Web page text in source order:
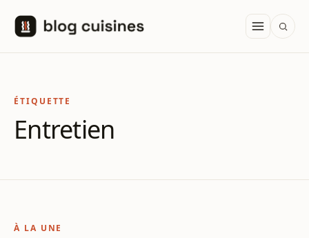
ÉTIQUETTE
Entretien
À LA UNE